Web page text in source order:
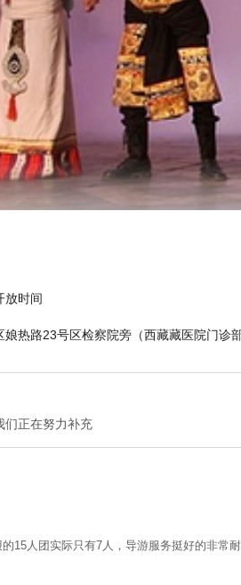
放时间
娘热路23号区检察院旁（西藏藏医院门诊
们正在努力补充
15人团实际只有7人，导游服务挺好的非常